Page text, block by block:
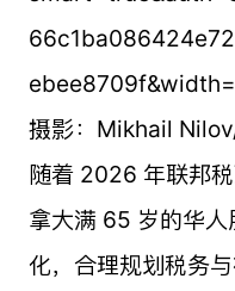
摄影：Mikhail
随着 2026 年联邦
拿大满 65 岁的华
化，合理规划税务